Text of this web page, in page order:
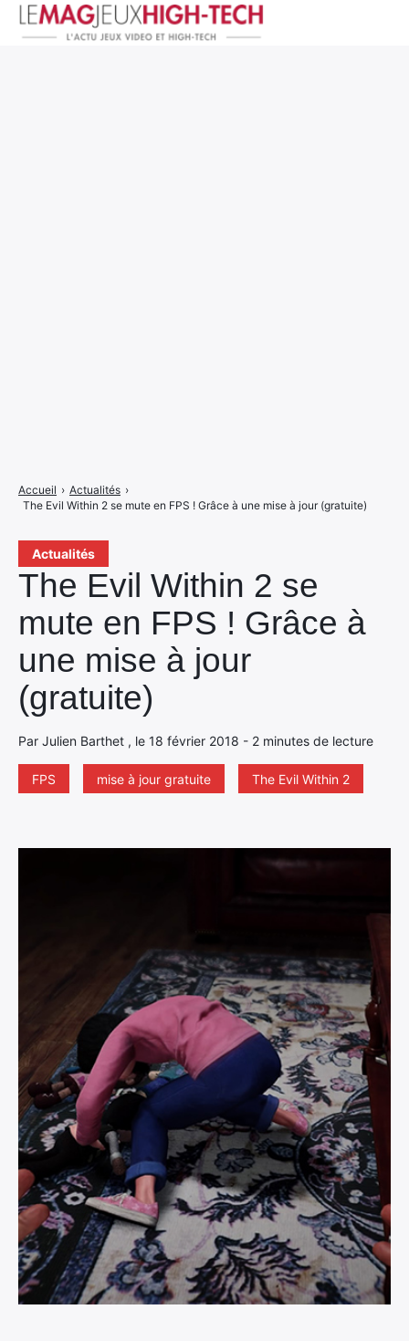
Actualités
The Evil Within 2 se
mute en FPS ! Grâce à
une mise à jour
(gratuite)
Par Julien Barthet , le 18 février 2018 - 2 minutes de lecture
FPS mise à jour gratuite The Evil Within 2
Accueil › Actualités ›
The Evil Within 2 se mute en FPS ! Grâce à une mise à jour (gratuite)